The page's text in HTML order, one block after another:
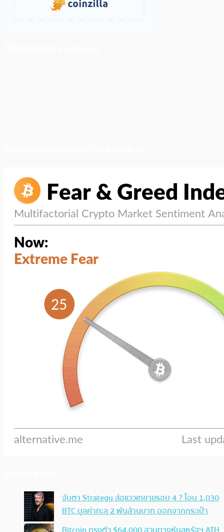
จับตา Strategy ส่อแววเทขายรอบ 4 ? โอน 1,030
BTC มูลค่าทะลุ 2 พันล้านบาท ออกจากกระเป๋า